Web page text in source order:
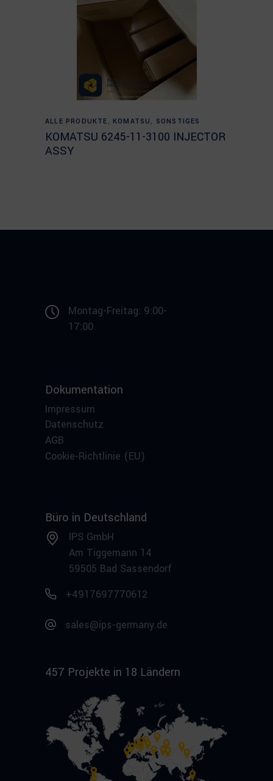
Read more
ALLE PRODUKTE , KOMATSU , SONSTIGES
KOMATSU 6245-11-3100 INJECTOR
ASSY
Montag-Freitag: 9:00-
17:00
Dokumentation
Impressum
Datenschutz
AGB
Cookie-Richtlinie (EU)
Büro in Deutschland
IPS GmbH
Am Tiggemann 14
59505 Bad Sassendorf
+4917697770612
sales@ips-germany.de
457 Projekte in 18 Ländern